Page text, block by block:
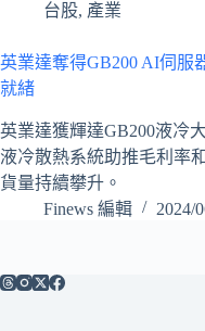
台股, 產業
英業達奪得GB200 AI伺服
就緒
英業達獲輝達GB200液冷
液冷散熱系統助推毛利率
貨量持續攀升。
Finews 編輯
2024/